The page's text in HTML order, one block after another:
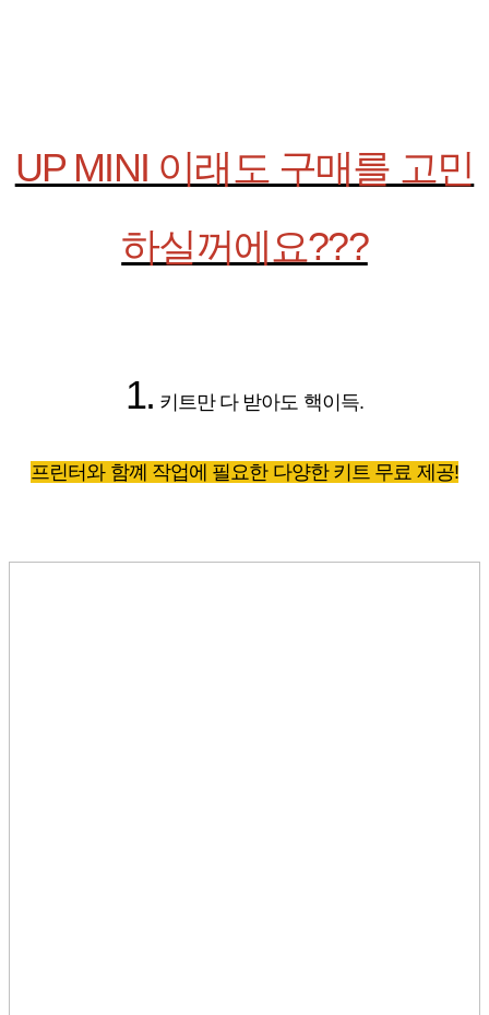
UP MINI 이래도 구매를 고민
하실꺼에요???
1. 키트만 다 받아도 핵이득.
프린터와 함꼐 작업에 필요한 다양한 키트 무료 제공!